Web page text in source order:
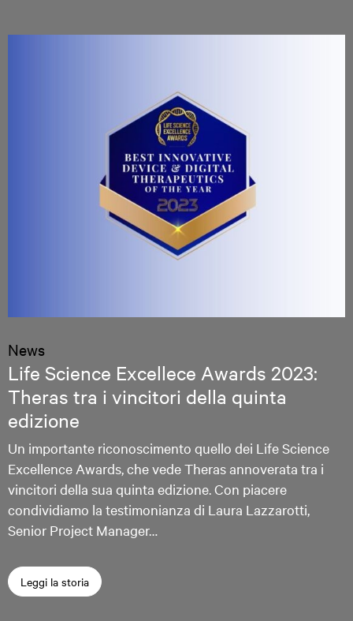
News
Life Science Excellece Awards 2023:
Theras tra i vincitori della quinta
edizione
Un importante riconoscimento quello dei Life Science
Excellence Awards, che vede Theras annoverata tra i
vincitori della sua quinta edizione. Con piacere
condividiamo la testimonianza di Laura Lazzarotti,
Senior Project Manager…
Leggi la storia